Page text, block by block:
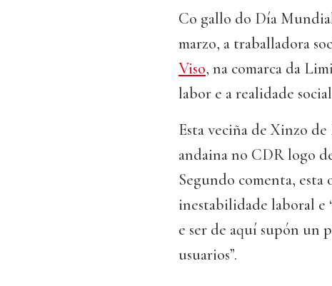
Co gallo do Día
marzo, a traballadora
Viso, na comarca da
labor e a realidade
Esta veciña de Xinzo de
andaina no CDR logo
Segundo comenta,
inestabilidade laboral e
e ser de aquí supón un
usuarios”.